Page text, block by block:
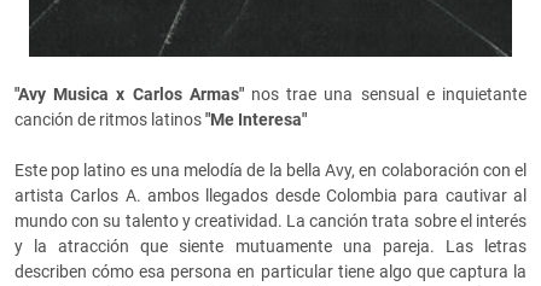
"Avy Musica x Carlos Armas"nos trae una sensual e inquietante
canción de ritmos latinos"Me Interesa"
Este pop latino es una melodía de la bella Avy, en colaboración con el
artista Carlos A. ambos llegados desde Colombia para cautivar al
mundo con su talento y creatividad. La canción trata sobreel interés
y la atracción que siente mutuamente una pareja. Las letras
describen cómo esa persona en particular tiene algo que captura la